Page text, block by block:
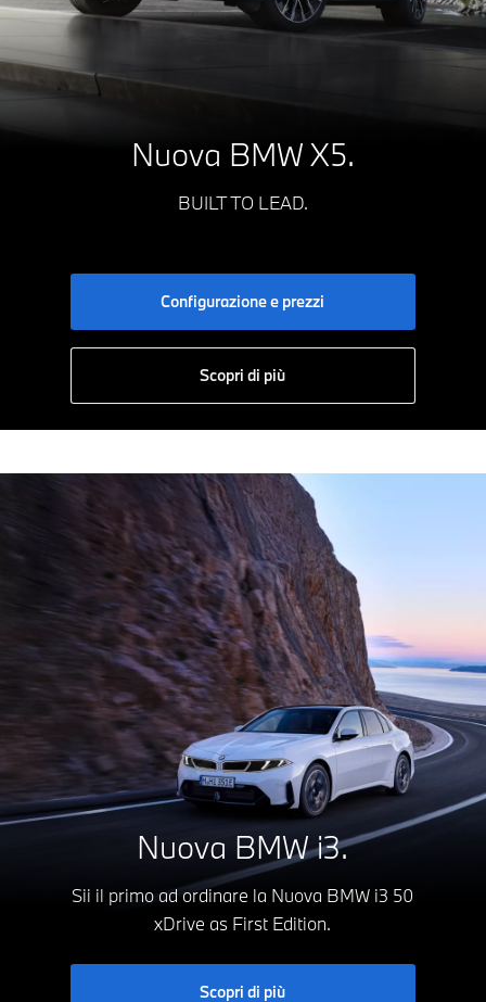
Nuova BMW X5.
BUILT TO LEAD.
Configurazione e prezzi
Scopri di più
Nuova BMW i3.
Sii il primo ad ordinare la Nuova BMW i3 50
xDrive as First Edition.
Scopri di più